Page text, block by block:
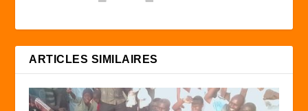
ARTICLES SIMILAIRES